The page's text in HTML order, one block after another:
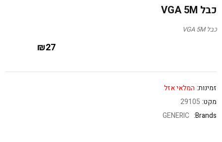
כבל VGA 5M
כבל VGA 5M
₪27
זמינות: המלאי אזל
מקט: 29105
Brands:
GENERIC